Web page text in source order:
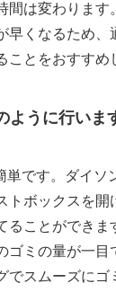
間は変わります
早くなるため、
とをおすすめ
ように行いま
単です。ダイソ
ボックスを開
ることができま
ゴミの量が一目
でスムーズにゴ